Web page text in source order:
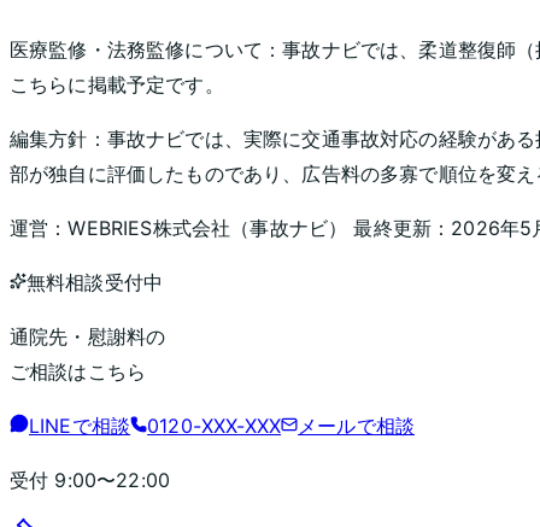
医療監修・法務監修について：事故ナビでは、柔道整復師
こちらに掲載予定です。
編集方針： 事故ナビでは、実際に交通事故対応の経験があ
部が独自に評価したものであり、広告料の多寡で順位を変
運営：WEBRIES株式会社 （事故ナビ） 最終更新： 2026年5
無料相談受付中
通院先・慰謝料の
ご相談はこちら
LINEで相談 0120-XXX-XXX メールで相談
受付 9:00〜22:00